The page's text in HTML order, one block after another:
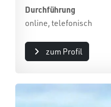
Durchführung
online, telefonisch
zum Profil